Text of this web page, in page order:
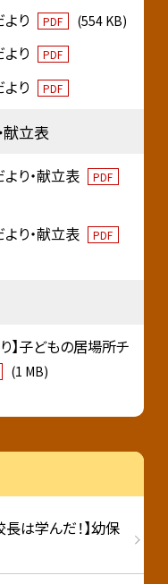
り PDF (554 KB)
り PDF
り PDF
献立表
り・献立表 PDF
り・献立表 PDF
】子どもの居場所チ
(1 MB)
は学んだ！】幼保